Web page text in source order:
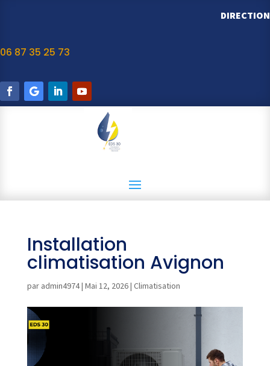
DIRECTION
06 87 35 25 73
Installation
climatisation Avignon
par admin4974| Mai 12, 2026| Climatisation